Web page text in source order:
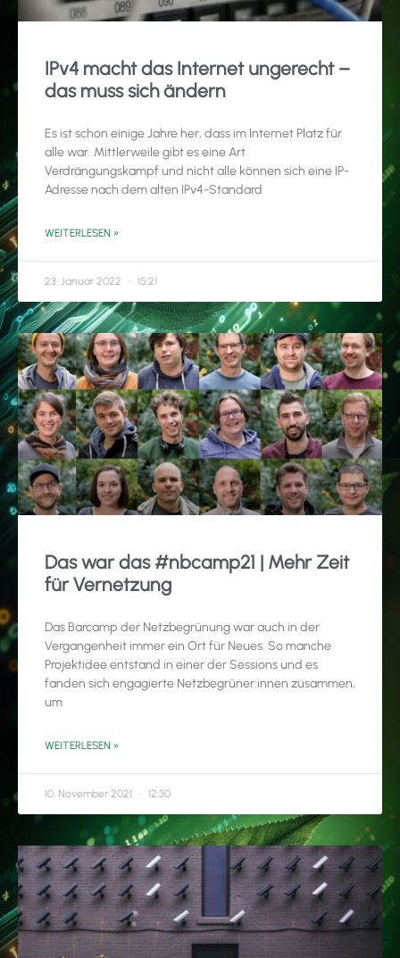
IPv4 macht das Internet ungerecht –
das muss sich ändern
Es ist schon einige Jahre her, dass im Internet Platz für
alle war. Mittlerweile gibt es eine Art
Verdrängungskampf und nicht alle können sich eine IP-
Adresse nach dem alten IPv4-Standard
WEITERLESEN »
23. Januar 2022 15:21
Das war das #nbcamp21 | Mehr Zeit
für Vernetzung
Das Barcamp der Netzbegrünung war auch in der
Vergangenheit immer ein Ort für Neues. So manche
Projektidee entstand in einer der Sessions und es
fanden sich engagierte Netzbegrüner:innen zusammen,
um
WEITERLESEN »
10. November 2021 12:30